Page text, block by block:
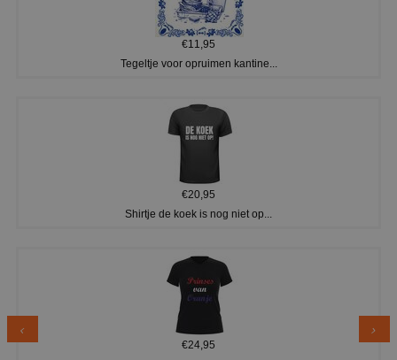
€11,95
Tegeltje voor opruimen kantine...
€20,95
Shirtje de koek is nog niet op...
€24,95